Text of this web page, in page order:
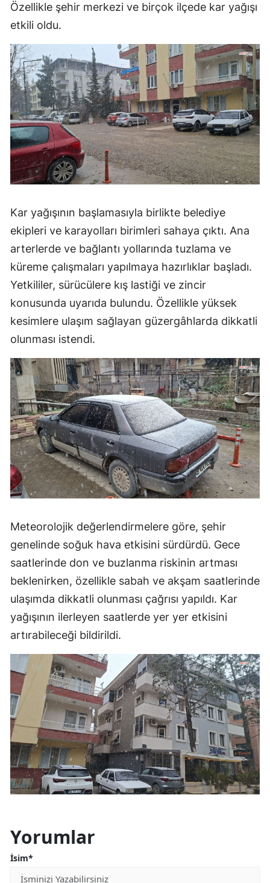
Özellikle şehir merkezi ve birçok ilçede kar yağışı
etkili oldu.
Kar yağışının başlamasıyla birlikte belediye
ekipleri ve karayolları birimleri sahaya çıktı. Ana
arterlerde ve bağlantı yollarında tuzlama ve
küreme çalışmaları yapılmaya hazırlıklar başladı.
Yetkililer, sürücülere kış lastiği ve zincir
konusunda uyarıda bulundu. Özellikle yüksek
kesimlere ulaşım sağlayan güzergâhlarda dikkatli
olunması istendi.
Meteorolojik değerlendirmelere göre, şehir
genelinde soğuk hava etkisini sürdürdü. Gece
saatlerinde don ve buzlanma riskinin artması
beklenirken, özellikle sabah ve akşam saatlerinde
ulaşımda dikkatli olunması çağrısı yapıldı. Kar
yağışının ilerleyen saatlerde yer yer etkisini
artırabileceği bildirildi.
Yorumlar
İsim*